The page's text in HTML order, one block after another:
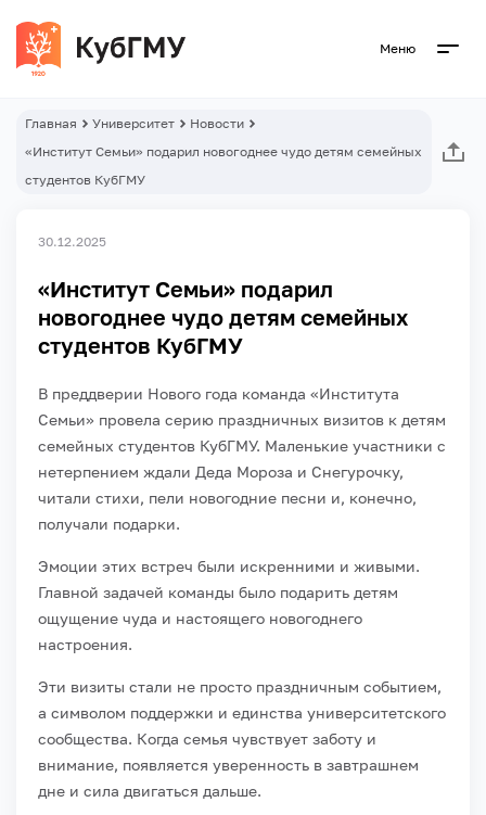
Меню
Главная Университет
Новости
«Институт Семьи» подарил новогоднее чудо детям семейных
студентов КубГМУ
30.12.2025
«Институт Семьи» подарил
новогоднее чудо детям семейных
студентов КубГМУ
В преддверии Нового года команда «Института
Семьи» провела серию праздничных визитов к детям
семейных студентов КубГМУ. Маленькие участники с
нетерпением ждали Деда Мороза и Снегурочку,
читали стихи, пели новогодние песни и, конечно,
получали подарки.
Эмоции этих встреч были искренними и живыми.
Главной задачей команды было подарить детям
ощущение чуда и настоящего новогоднего
настроения.
Эти визиты стали не просто праздничным событием,
а символом поддержки и единства университетского
сообщества. Когда семья чувствует заботу и
внимание, появляется уверенность в завтрашнем
дне и сила двигаться дальше.